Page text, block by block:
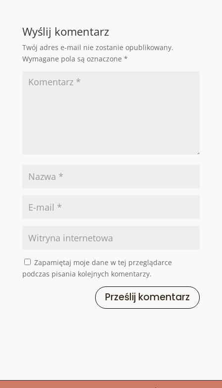
Wyślij komentarz
Twój adres e-mail nie zostanie opublikowany.
Wymagane pola są oznaczone *
Zapamiętaj moje dane w tej przeglądarce
podczas pisania kolejnych komentarzy.
Prześlij komentarz